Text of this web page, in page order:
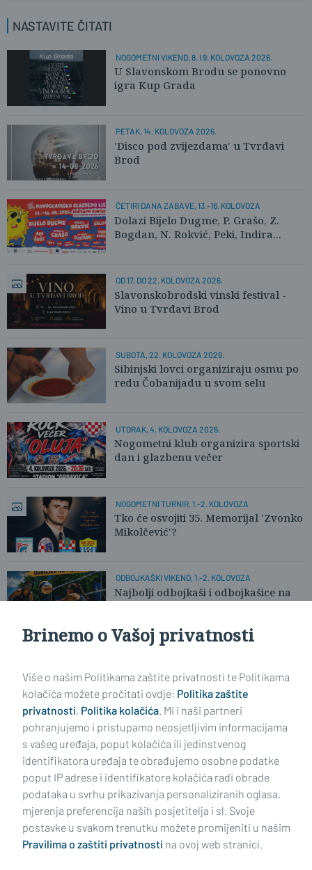
NASTAVITE ČITATI
NOGOMETNI VIKEND, 8. I 9. KOLOVOZA 2026.
U Slavonskom Brodu se ponovno
igra Kup Grada
PETAK, 14. KOLOVOZA 2026.
'Disco pod zvijezdama' u Tvrđavi
Brod
ČETIRI DANA ZABAVE, 13.-16. KOLOVOZA
Dolazi Bijelo Dugme, P. Grašo, Z.
Bogdan, N. Rokvić, Peki, Indira...
OD 17. DO 22. KOLOVOZA 2026.
Slavonskobrodski vinski festival -
Vino u Tvrđavi Brod
SUBOTA, 22. KOLOVOZA 2026.
Sibinjski lovci organiziraju osmu po
redu Čobanijadu u svom selu
UTORAK, 4. KOLOVOZA 2026.
Nogometni klub organizira sportski
dan i glazbenu večer
NOGOMETNI TURNIR, 1.-2. KOLOVOZA
Tko će osvojiti 35. Memorijal 'Zvonko
Mikolčević'?
ODBOJKAŠKI VIKEND, 1.-2. KOLOVOZA
Najbolji odbojkaši i odbojkašice na
pijesku stižu u Slavonski Brod
Impressum Uvjeti korištenja Politika privatnosti
Politika kolačića Kontakt Pritužbe Suradnici
Brinemo o Vašoj privatnosti
Više o našim Politikama zaštite privatnosti te Politikama
kolačića možete pročitati ovdje: Politika zaštite
privatnosti, Politika kolačića. Mi i naši partneri
pohranjujemo i pristupamo neosjetljivim informacijama
s vašeg uređaja, poput kolačića ili jedinstvenog
identifikatora uređaja te obrađujemo osobne podatke
poput IP adrese i identifikatore kolačića radi obrade
podataka u svrhu prikazivanja personaliziranih oglasa,
mjerenja preferencija naših posjetitelja i sl. Svoje
postavke u svakom trenutku možete promijeniti u našim
Pravilima o zaštiti privatnosti na ovoj web stranici.